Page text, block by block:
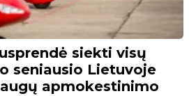
siekti visų
seniausio Lietuvoje
apmokestinimo